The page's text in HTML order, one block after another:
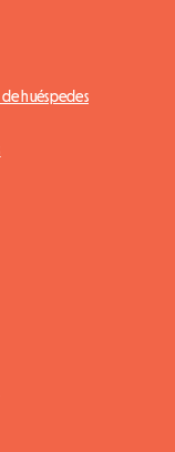
de huéspedes